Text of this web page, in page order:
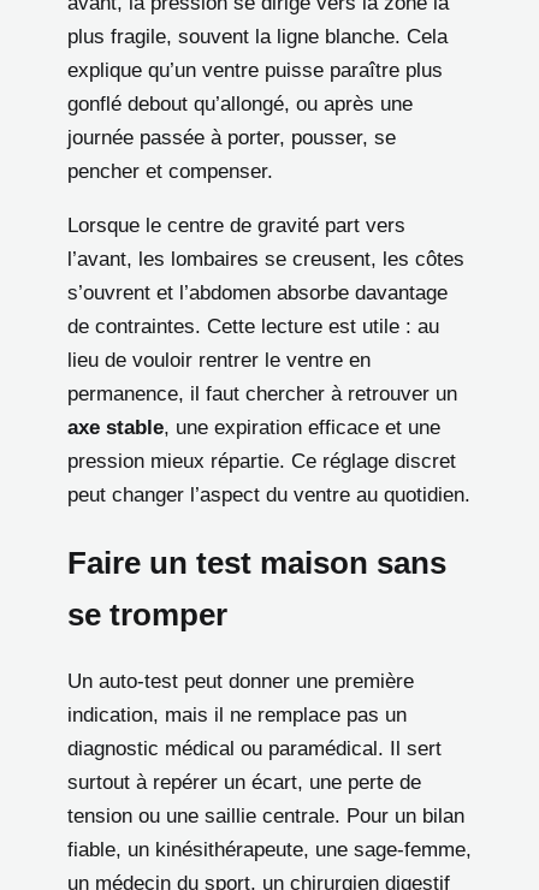
plus fragile, souvent la ligne blanche. Cela
explique qu’un ventre puisse paraître plus
gonflé debout qu’allongé, ou après une
journée passée à porter, pousser, se
pencher et compenser.
Lorsque le centre de gravité part vers
l’avant, les lombaires se creusent, les côtes
s’ouvrent et l’abdomen absorbe davantage
de contraintes. Cette lecture est utile : au
lieu de vouloir rentrer le ventre en
permanence, il faut chercher à retrouver un
axe stable, une expiration efficace et une
pression mieux répartie. Ce réglage discret
peut changer l’aspect du ventre au quotidien.
Faire un test maison sans
se tromper
Un auto-test peut donner une première
indication, mais il ne remplace pas un
diagnostic médical ou paramédical. Il sert
surtout à repérer un écart, une perte de
tension ou une saillie centrale. Pour un bilan
fiable, un kinésithérapeute, une sage-femme,
un médecin du sport, un chirurgien digestif